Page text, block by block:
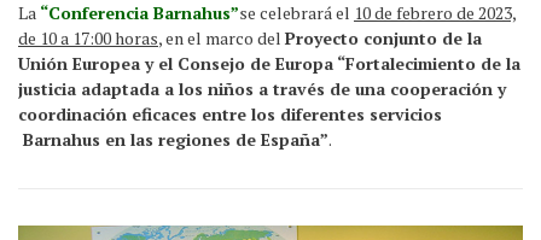
La “Conferencia Barnahus”se celebrará el 10 de febrero de 2023,
de 10 a 17:00 horas, en el marco del Proyecto conjunto de la
Unión Europea y el Consejo de Europa “Fortalecimiento de la
justicia adaptada a los niños a través de una cooperación y
coordinación eficaces entre los diferentes servicios
Barnahus en las regiones de España”.